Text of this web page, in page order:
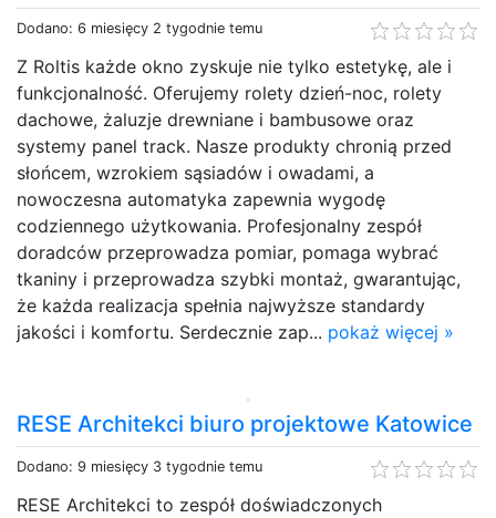
Dodano: 6 miesięcy 2 tygodnie temu
Z Roltis każde okno zyskuje nie tylko estetykę, ale i
funkcjonalność. Oferujemy rolety dzień-noc, rolety
dachowe, żaluzje drewniane i bambusowe oraz
systemy panel track. Nasze produkty chronią przed
słońcem, wzrokiem sąsiadów i owadami, a
nowoczesna automatyka zapewnia wygodę
codziennego użytkowania. Profesjonalny zespół
doradców przeprowadza pomiar, pomaga wybrać
tkaniny i przeprowadza szybki montaż, gwarantując,
że każda realizacja spełnia najwyższe standardy
jakości i komfortu. Serdecznie zap... pokaż więcej »
RESE Architekci biuro projektowe Katowice
Dodano: 9 miesięcy 3 tygodnie temu
RESE Architekci to zespół doświadczonych